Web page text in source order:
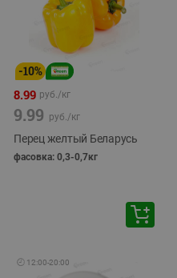
-10%
8.99 руб./кг
9.99 руб./кг
Перец желтый Беларусь
фасовка: 0,3-0,7кг
🕘 12:00-20:00